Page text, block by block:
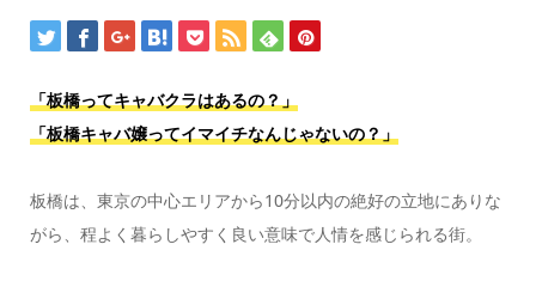
「板橋ってキャバクラはあるの？」
「板橋キャバ嬢ってイマイチなんじゃないの？」
板橋は、東京の中心エリアから10分以内の絶好の立地にありな
がら、程よく暮らしやすく良い意味で人情を感じられる街。